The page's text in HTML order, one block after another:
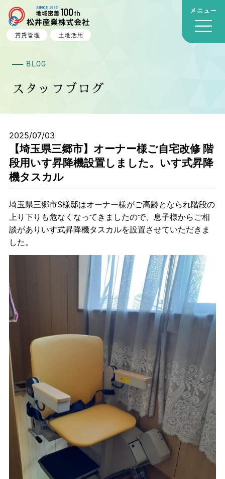
BLOG
スタッフブログ
2025/07/03
【埼玉県三郷市】オーナー様ご自宅改修 階
段用いす昇降機設置しました。いす式昇降
機タスカル
埼玉県三郷市S様邸はオーナー様がご高齢となられ階段の
上り下りも危なくなってきましたので、息子様からご相
談がありいす式昇降機タスカルを設置させていただきま
した。